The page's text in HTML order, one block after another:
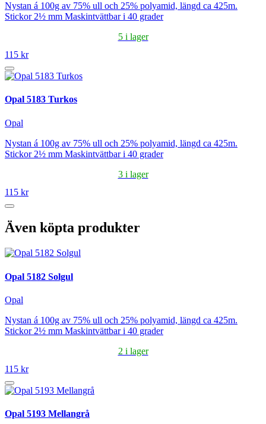
Nystan á 100g av 75% ull och 25% polyamid, längd ca 425m.
Stickor 2½ mm Maskintvättbar i 40 grader
5 i lager
115 kr
Opal 5183 Turkos
Opal
Nystan á 100g av 75% ull och 25% polyamid, längd ca 425m.
Stickor 2½ mm Maskintvättbar i 40 grader
3 i lager
115 kr
Även köpta produkter
Opal 5182 Solgul
Opal
Nystan á 100g av 75% ull och 25% polyamid, längd ca 425m.
Stickor 2½ mm Maskintvättbar i 40 grader
2 i lager
115 kr
Opal 5193 Mellangrå